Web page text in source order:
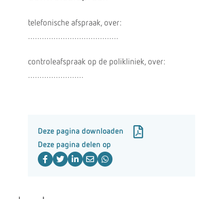
telefonische afspraak, over:
…………………………………
controleafspraak op de polikliniek, over:
……………………
Deze pagina downloaden
Deze pagina delen op